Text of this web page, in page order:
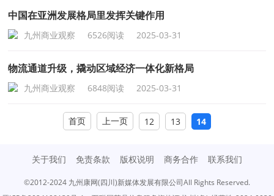
中国在亚洲发展格局里发挥关键作用
九州商业观察 6526阅读 2025-03-31
物流通道升级，撬动区域经济一体化新格局
九州商业观察 6848阅读 2025-03-31
首页 上一页 12 13 14
关于我们 免责条款 版权说明 商务合作 联系我们
©2012-2024 九州康网(四川)新媒体发展有限公司All Rights Reserved.